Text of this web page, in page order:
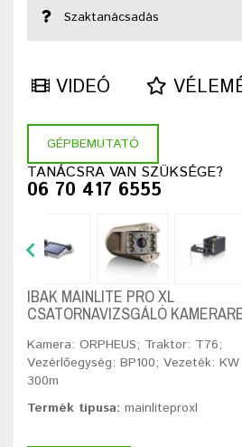
Szaktanácsadás
VIDEÓ
GÉPBEMUTATÓ
TANÁCSRA VAN SZÜKSÉGE?
06 70 417 6555
IBAK MAINLITE PRO XL
CSATORNAVIZSGÁLÓ
Kamera: ORPHEUS; Traktor: T76;
Vezérlőegység: BP100; Vezeték:
300m
Termék típusa: mainliteproxl